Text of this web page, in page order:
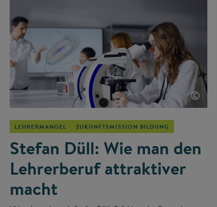
©
LEHRERMANGEL ZUKUNFTSMISSION BILDUNG
Stefan Düll: Wie man den
Lehrerberuf attraktiver
macht